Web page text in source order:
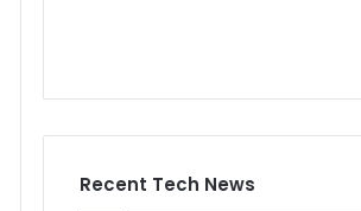
Recent Tech News